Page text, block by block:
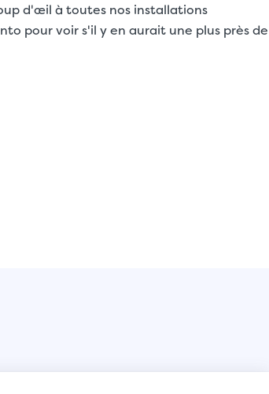
d'œil à toutes nos installations
pour voir s'il y en aurait une plus près de